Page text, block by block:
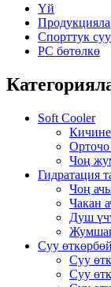
Үй
Спорттук
PC бөтөлкө
Soft Cooler
Чоң
Гидратация
Чоң
Чакан
Душ
Суу
Суу
Суу